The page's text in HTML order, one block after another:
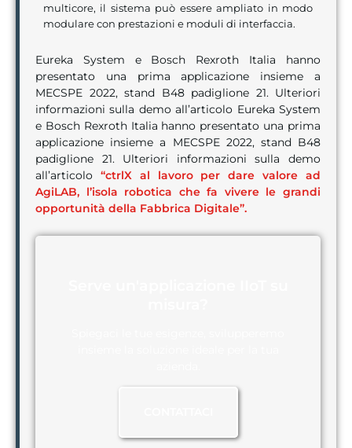
multicore, il sistema può essere ampliato in modo
modulare con prestazioni e moduli di interfaccia.
Eureka System e Bosch Rexroth Italia hanno
presentato una prima applicazione insieme a
MECSPE 2022, stand B48 padiglione 21. Ulteriori
informazioni sulla demo all’articolo Eureka System
e Bosch Rexroth Italia hanno presentato una prima
applicazione insieme a MECSPE 2022, stand B48
padiglione 21. Ulteriori informazioni sulla demo
all’articolo “ctrlX al lavoro per dare valore ad
AgiLAB, l’isola robotica che fa vivere le grandi
opportunità della Fabbrica Digitale”.